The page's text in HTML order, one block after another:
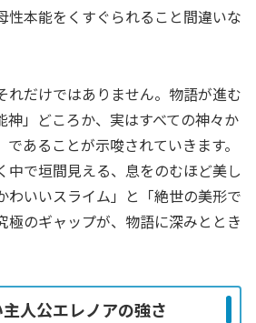
性本能をくすぐられること間違いな
れだけではありません。物語が進む
神」どころか、実はすべての神々か
あることが示唆されていきます。
中で垣間見える、息をのむほど美し
わいいスライム」と「絶世の美形で
極のギャップが、物語に深みととき
人公エレノアの強さ